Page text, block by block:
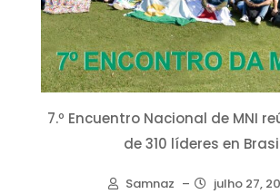
7.º Encuentro Nacional de MNI
de 310 líderes en
Samnaz – julho 27,